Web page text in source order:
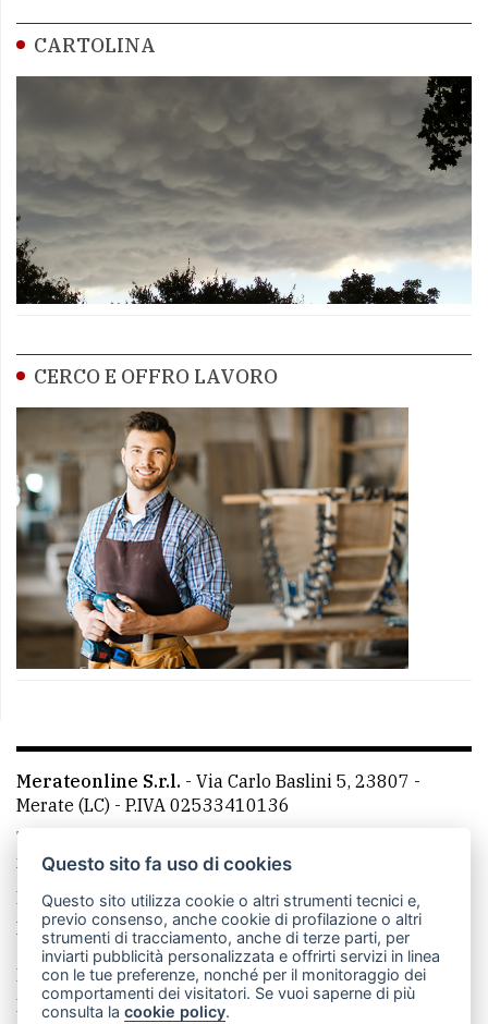
CARTOLINA
CERCO E OFFRO LAVORO
Merateonline S.r.l. - Via Carlo Baslini 5, 23807 -
Merate (LC) - P.IVA 02533410136
Telefono:
mail: redazione@merateonline.it
La redazione
CasateOnline LeccoOnline
RSS
Made by VIP
Privacy policy
Cookie policy
Rivedi le tue scelte sui cookie
Questo sito fa uso di cookies
Questo sito utilizza cookie o altri strumenti tecnici e,
previo consenso, anche cookie di profilazione o altri
strumenti di tracciamento, anche di terze parti, per
inviarti pubblicità personalizzata e offrirti servizi in linea
con le tue preferenze, nonché per il monitoraggio dei
comportamenti dei visitatori. Se vuoi saperne di più
consulta lacookie policy.